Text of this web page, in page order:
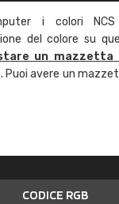
i colori NCS
del colore su
un mazzetta
avere un
CODICE RGB